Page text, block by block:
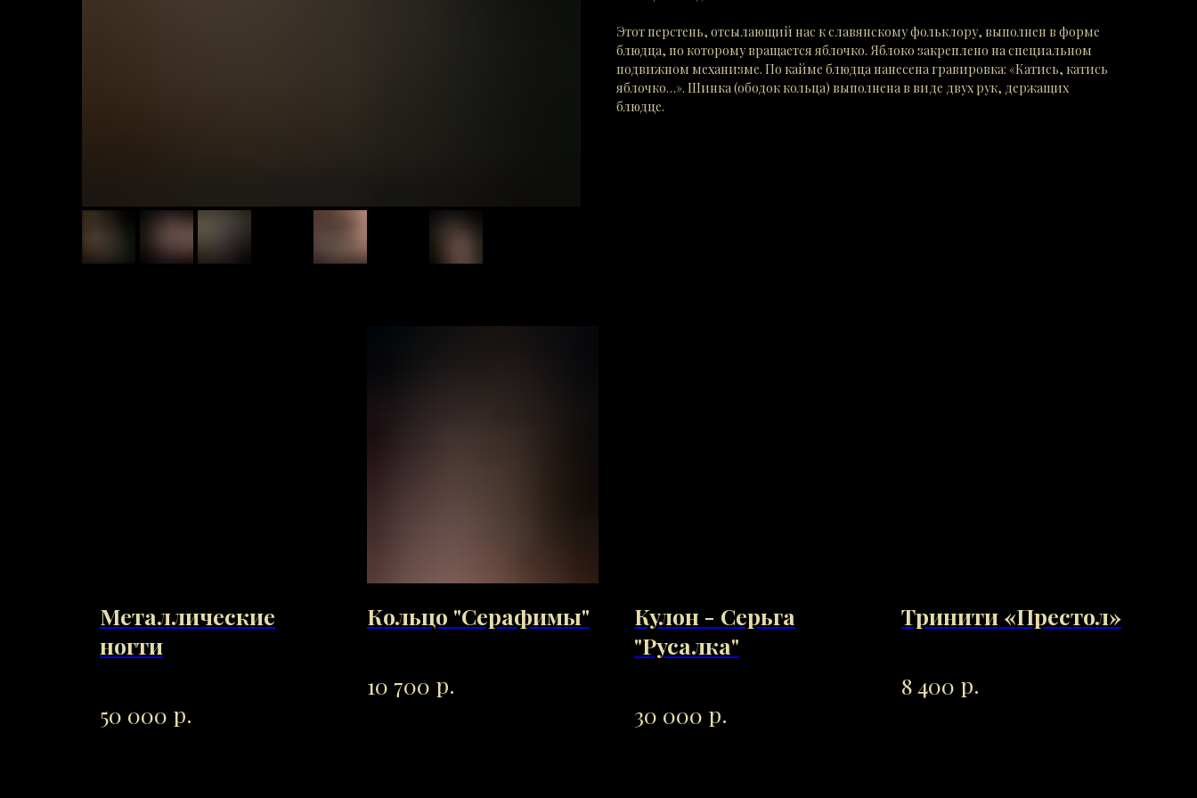
Этот перстень, отсылающий нас к славянскому фольклору, выполнен в форме
блюдца, по которому вращается яблочко. Яблоко закреплено на специальном
подвижном механизме. По кайме блюдца нанесена гравировка: «Катись, катись
яблочко…». Шинка (ободок кольца) выполнена в виде двух рук, держащих
блюдце.
Металлические
ногти
50 000 р.
Кольцо "Серафимы"
10 700 р.
Кулон - Серьга
"Русалка"
30 000 р.
Тринити «Престол»
8 400 р.